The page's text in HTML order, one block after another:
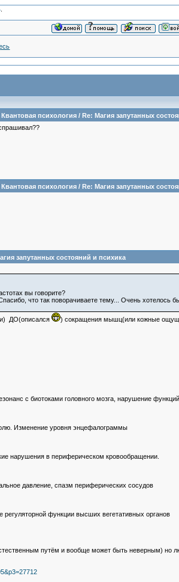
.
Квантовая психология / Re: Магия запутанных
Квантовая психология / Re: Магия запутанных
запутанных состояний и психика
вы говорите?
что так поворачиваете тему... Очень
ДО(описался ) сокращения мышц(или кожные
с биотоками головного мозга, нарушение
Изменение уровня энцефалограммы
нарушения в периферическом кровообращении.
давление, спазм периферических сосудов
функции высших вегетативных органов
путём и вообще может быть неверным) но